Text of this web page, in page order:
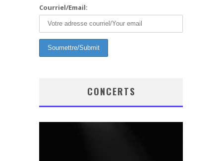
Courriel/Email:
CONCERTS